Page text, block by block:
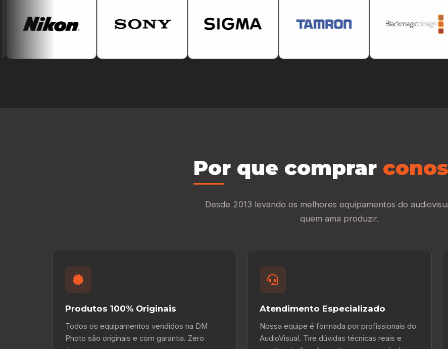
Por que comprar
Desde 2013 levando os melhores equipamentos do
quem ama produzir.
Produtos 100% Originais
Todos os equipamentos vendidos na DM
Photo são originais e com garantia. Zero
Atendimento Especializado
Nossa equipe é formada por profissionais do
AudioVisual. Tire dúvidas técnicas reais e